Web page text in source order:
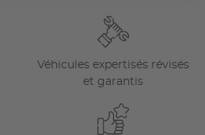
Véhicules expertisés révisés
et garantis